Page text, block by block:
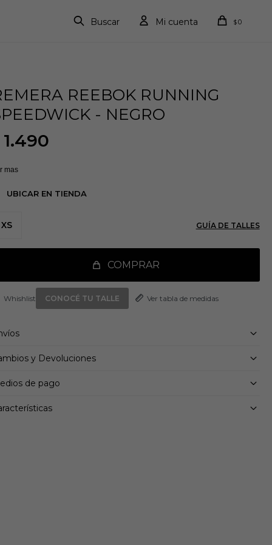
$0
REEBOK RUNNING
- NEGRO
1.490
mas
UBICAR EN TIENDA
XS GUÍA DE TALLES
COMPRAR
CONOCÉ TU TALLE Ver tabla de medidas
y Devoluciones
de pago